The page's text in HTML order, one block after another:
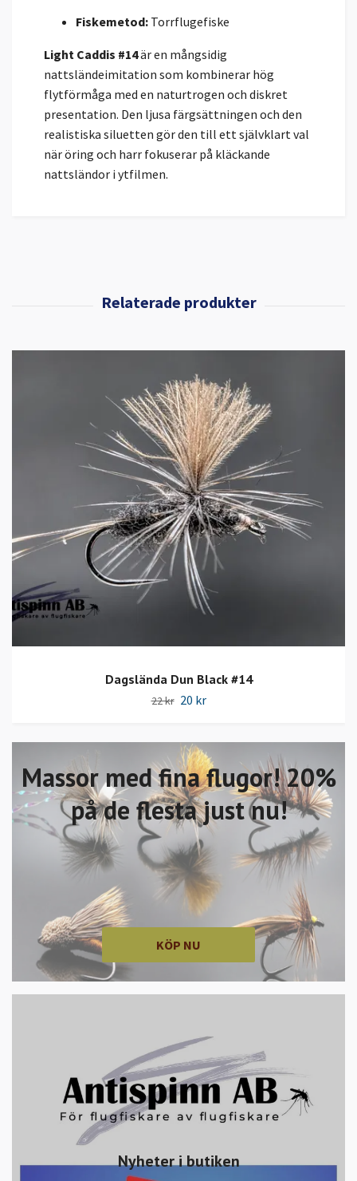
Massor med fina flugor! 20%
på de flesta just nu!
KÖP NU
Nyheter i butiken
Fiskemetod: Torrflugefiske
Light Caddis #14är en mångsidig
nattsländeimitation som kombinerar hög
flytförmåga med en naturtrogen och diskret
presentation. Den ljusa färgsättningen och den
realistiska siluetten gör den till ett självklart val
när öring och harr fokuserar på kläckande
nattsländor i ytfilmen.
Dagslända Dun Black #14
22 kr 20 kr